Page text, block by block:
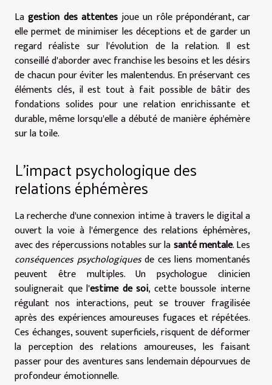
Lagestion des attentesjoue un rôle prépondérant, car
elle permet de minimiser les déceptions et de garder un
regard réaliste sur l'évolution de la relation. Il est
conseillé d'aborder avec franchise les besoins et les désirs
de chacun pour éviter les malentendus. En préservant ces
éléments clés, il est tout à fait possible de bâtir des
fondations solides pour une relation enrichissante et
durable, même lorsqu'elle a débuté de manière éphémère
sur la toile.
L'impact psychologique des
relations éphémères
La recherche d'une connexion intime à travers le digital a
ouvert la voie à l'émergence des relations éphémères,
avec des répercussions notables sur lasanté mentale. Les
conséquences psychologiquesde ces liens momentanés
peuvent être multiples. Un psychologue clinicien
soulignerait que l'estime de soi, cette boussole interne
régulant nos interactions, peut se trouver fragilisée
après des expériences amoureuses fugaces et répétées.
Ces échanges, souvent superficiels, risquent de déformer
la perception des relations amoureuses, les faisant
passer pour des aventures sans lendemain dépourvues de
profondeur émotionnelle.